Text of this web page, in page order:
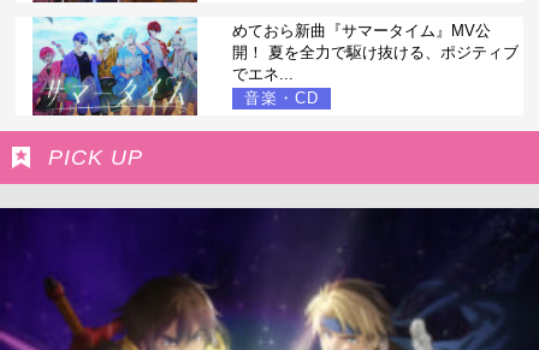
めておら新曲『サマータイム』MV公
開！ 夏を全力で駆け抜ける、ポジティブ
でエネ...
音楽・CD
PICK UP